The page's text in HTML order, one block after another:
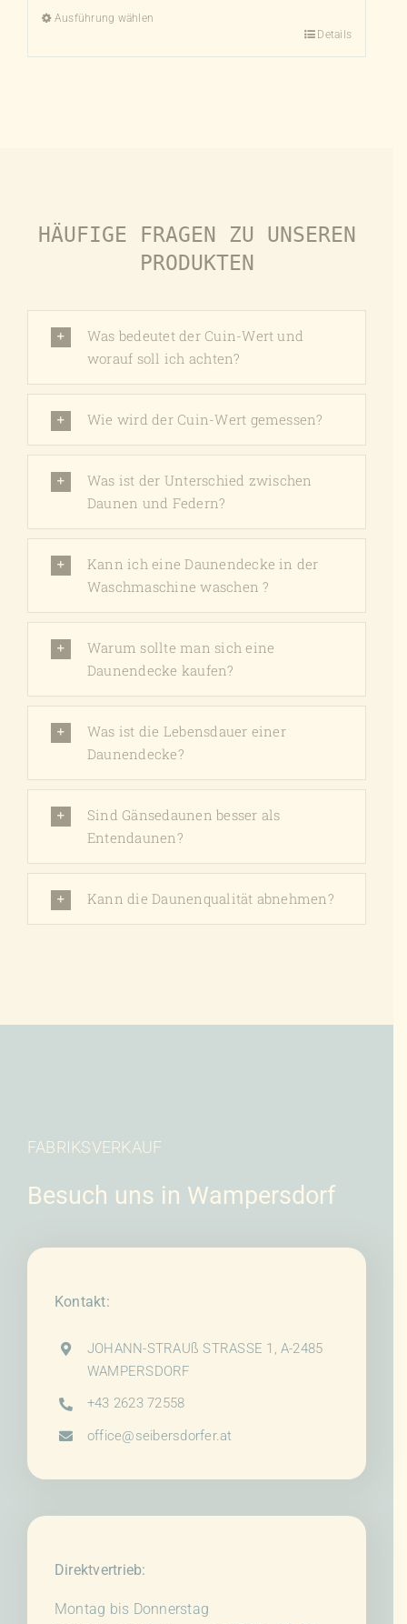
Ausführung wählen
Produkt
können
Produktseite
gewählt
werden
Details
HÄUFIGE FRAGEN ZU UNSEREN
PRODUKTEN
Was bedeutet der Cuin-Wert und
worauf soll ich achten?
Wie wird der Cuin-Wert gemessen?
Was ist der Unterschied zwischen
Daunen und Federn?
Kann ich eine Daunendecke in der
Waschmaschine waschen ?
Warum sollte man sich eine
Daunendecke kaufen?
Was ist die Lebensdauer einer
Daunendecke?
Sind Gänsedaunen besser als
Entendaunen?
Kann die Daunenqualität abnehmen?
FABRIKSVERKAUF
Besuch uns in Wampersdorf
Kontakt:
JOHANN-STRAUß STRASSE 1, A-2485
WAMPERSDORF
+43 2623 72558
office@seibersdorfer.at
Direktvertrieb:
Montag bis Donnerstag